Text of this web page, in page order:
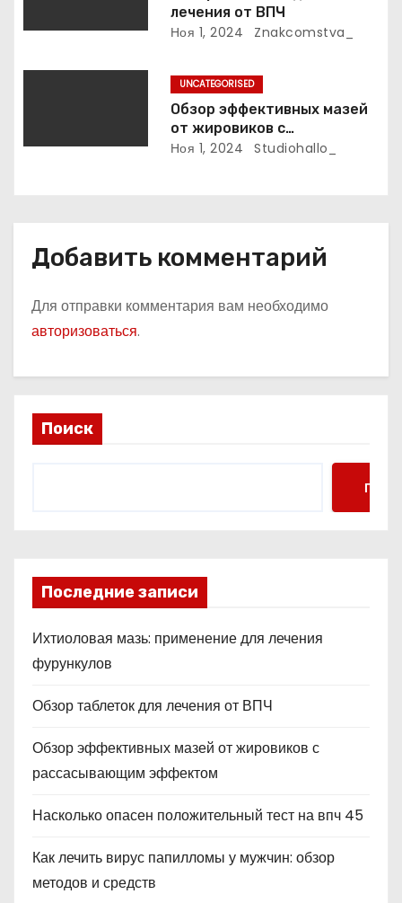
с
я
лечения от ВПЧ
Ноя 1, 2024 Znakcomstva_
UNCATEGORISED
Обзор эффективных мазей
от жировиков с
рассасывающим эффектом
Ноя 1, 2024 Studiohallo_
Добавить комментарий
Для отправки комментария вам необходимо
авторизоваться.
Поиск
Поиск
Последние записи
Ихтиоловая мазь: применение для лечения
фурункулов
Обзор таблеток для лечения от ВПЧ
Обзор эффективных мазей от жировиков с
рассасывающим эффектом
Насколько опасен положительный тест на впч 45
Как лечить вирус папилломы у мужчин: обзор
методов и средств